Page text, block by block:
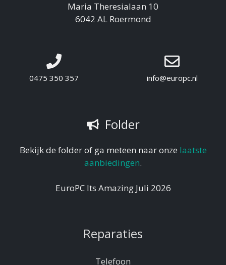
Maria Theresialaan 10
6042 AL Roermond
0475 350 357 info@europc.nl
Folder
Bekijk de folder of ga meteen naar onze laatste
aanbiedingen.
EuroPC Its Amazing Juli 2026
Reparaties
Telefoon